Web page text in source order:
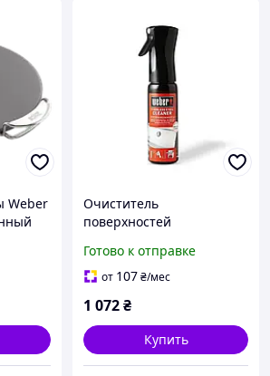
Weber
Очиститель
поверхностей
Weber
Готово к отправке
от 107₴/мес
1 072₴
Купить